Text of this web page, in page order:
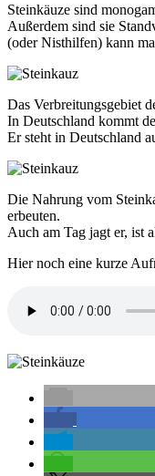
Steinkäuze sind
Außerdem sind sie
(oder Nisthilfen) kann
Das Verbreitungsgebiet
In Deutschland kommt
Er steht in Deutschland
Die Nahrung vom
erbeuten.
Auch am Tag jagt er, ist
Hier noch eine kurze